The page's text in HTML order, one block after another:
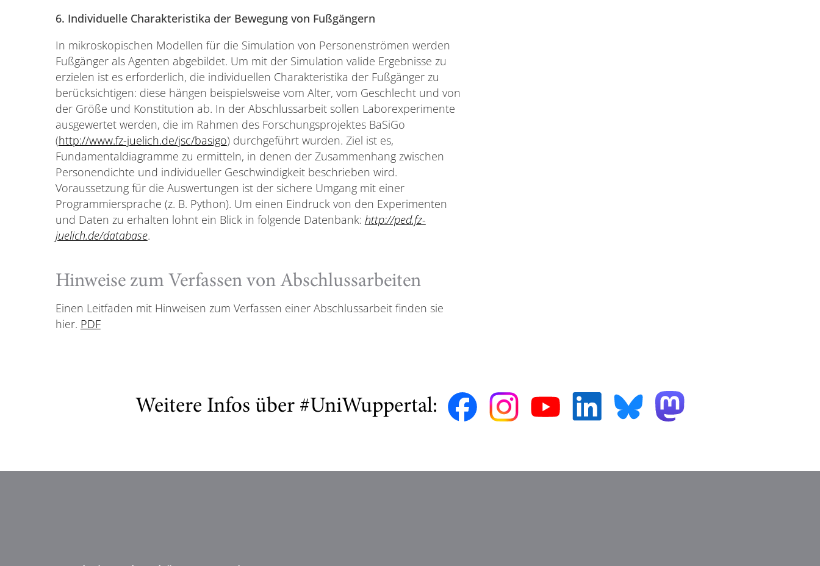
6. Individuelle Charakteristika der Bewegung von Fußgängern
In mikroskopischen Modellen für die Simulation von Personenströmen werden
Fußgänger als Agenten abgebildet. Um mit der Simulation valide Ergebnisse zu
erzielen ist es erforderlich, die individuellen Charakteristika der Fußgänger zu
berücksichtigen: diese hängen beispielsweise vom Alter, vom Geschlecht und von
der Größe und Konstitution ab. In der Abschlussarbeit sollen Laborexperimente
ausgewertet werden, die im Rahmen des Forschungsprojektes BaSiGo
(http://www.fz-juelich.de/jsc/basigo) durchgeführt wurden. Ziel ist es,
Fundamentaldiagramme zu ermitteln, in denen der Zusammenhang zwischen
Personendichte und individueller Geschwindigkeit beschrieben wird.
Voraussetzung für die Auswertungen ist der sichere Umgang mit einer
Programmiersprache (z. B. Python). Um einen Eindruck von den Experimenten
und Daten zu erhalten lohnt ein Blick in folgende Datenbank: http://ped.fz-
juelich.de/database.
Hinweise zum Verfassen von Abschlussarbeiten
Einen Leitfaden mit Hinweisen zum Verfassen einer Abschlussarbeit finden sie
hier. PDF
Weitere Infos über #UniWuppertal: